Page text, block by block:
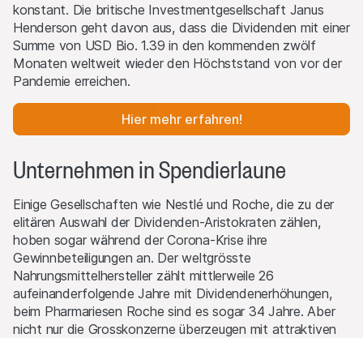
konstant. Die britische Investmentgesellschaft Janus
Henderson geht davon aus, dass die Dividenden mit einer
Summe von USD Bio. 1.39 in den kommenden zwölf
Monaten weltweit wieder den Höchststand von vor der
Pandemie erreichen.
Hier mehr erfahren!
Unternehmen in Spendierlaune
Einige Gesellschaften wie Nestlé und Roche, die zu der
elitären Auswahl der Dividenden-Aristokraten zählen,
hoben sogar während der Corona-Krise ihre
Gewinnbeteiligungen an. Der weltgrösste
Nahrungsmittelhersteller zählt mittlerweile 26
aufeinanderfolgende Jahre mit Dividendenerhöhungen,
beim Pharmariesen Roche sind es sogar 34 Jahre. Aber
nicht nur die Grosskonzerne überzeugen mit attraktiven